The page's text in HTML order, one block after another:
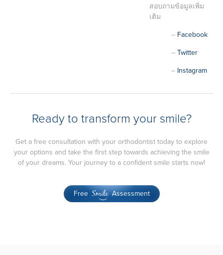
สอบถามข้อมูลเพิ่ม
เติม
– Facebook
–Twitter
– Instagram
Ready to transform your smile?
Get a free consultation with your orthodontist today to explore
your options and take the first step towards achieving the smile
of your dreams. Your journey to a confident smile starts now!
Free SmileAssessment